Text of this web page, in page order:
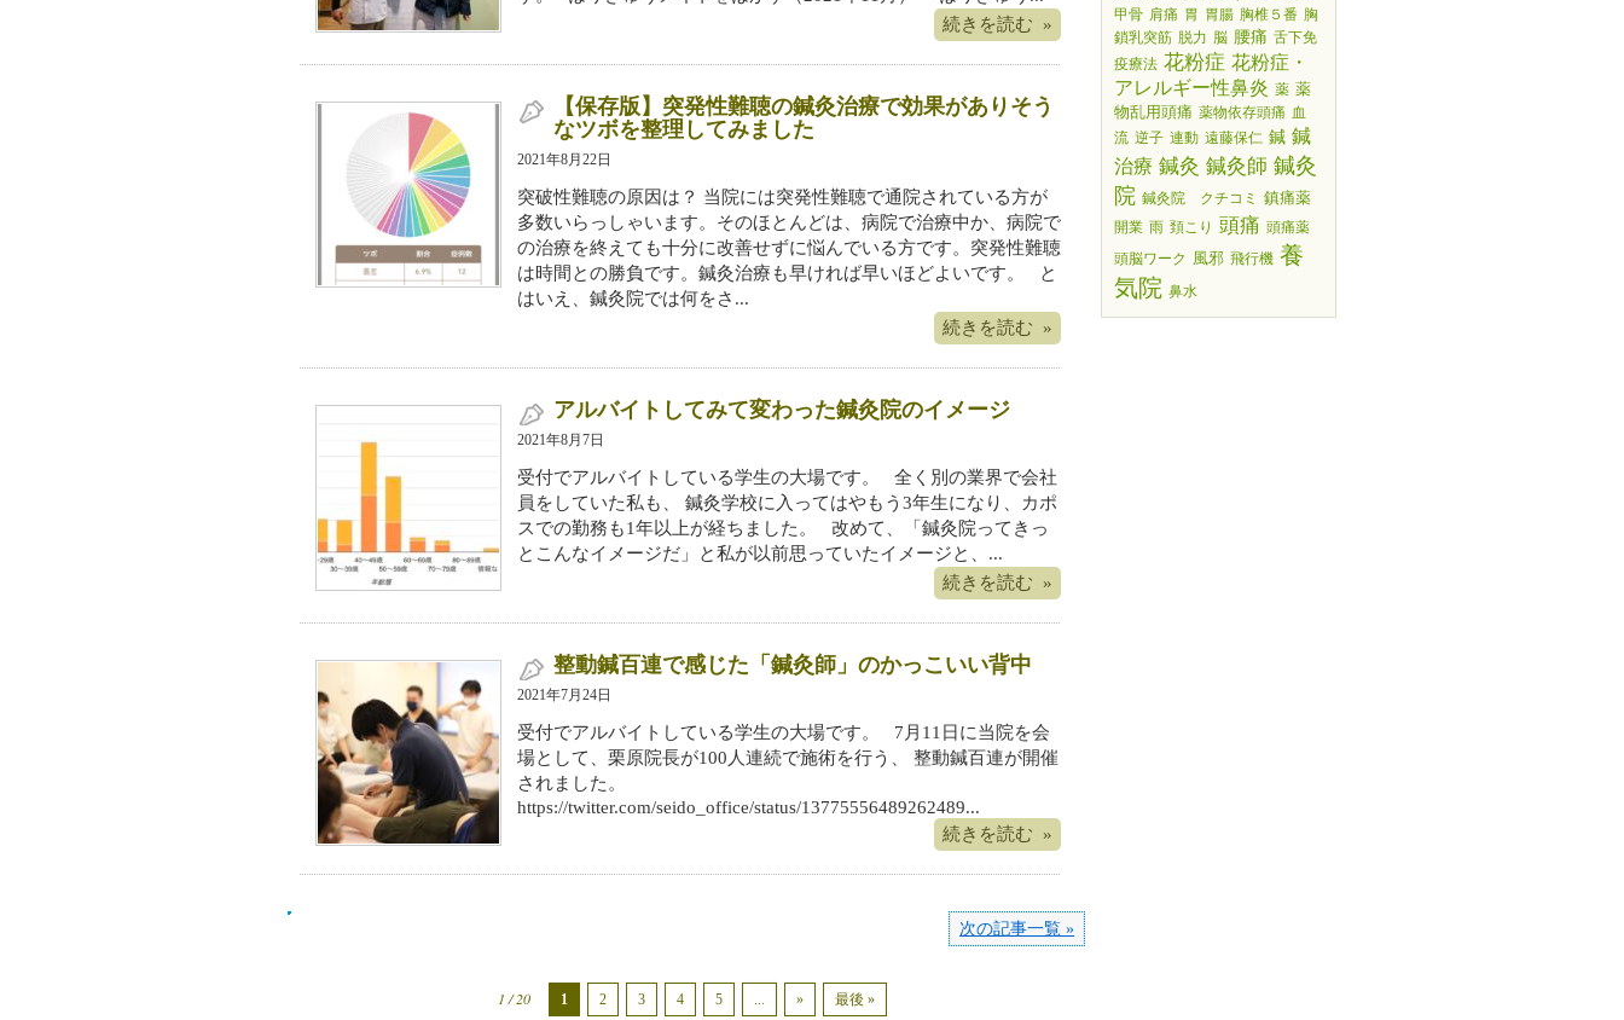
続きを読む »
【保存版】突発性難聴の鍼灸治療で効果がありそう
なツボを整理してみました
2021年8月22日
突破性難聴の原因は？ 当院には突発性難聴で通院されている方が
多数いらっしゃいます。そのほとんどは、病院で治療中か、病院で
の治療を終えても十分に改善せずに悩んでいる方です。突発性難聴
は時間との勝負です。鍼灸治療も早ければ早いほどよいです。 と
はいえ、鍼灸院では何をさ...
続きを読む »
アルバイトしてみて変わった鍼灸院のイメージ
2021年8月7日
受付でアルバイトしている学生の大場です。 全く別の業界で会社
員をしていた私も、 鍼灸学校に入ってはやもう3年生になり、カポ
スでの勤務も1年以上が経ちました。 改めて、「鍼灸院ってきっ
とこんなイメージだ」と私が以前思っていたイメージと、...
続きを読む »
整動鍼百連で感じた「鍼灸師」のかっこいい背中
2021年7月24日
受付でアルバイトしている学生の大場です。 7月11日に当院を会
場として、栗原院長が100人連続で施術を行う、 整動鍼百連が開催
されました。
https://twitter.com/seido_office/status/13775556489262489...
続きを読む »
次の記事一覧 »
1 / 20 1 2 3 4 5 ... » 最後 »
甲骨 肩痛 胃 胃腸 胸椎５番 胸
鎖乳突筋 脱力 脳 腰痛 舌下免
疫療法 花粉症 花粉症・
アレルギー性鼻炎 薬 薬
物乱用頭痛 薬物依存頭痛 血
流 逆子 連動 遠藤保仁 鍼 鍼
治療 鍼灸 鍼灸師 鍼灸
院 鍼灸院 クチコミ 鎮痛薬
開業 雨 頚こり 頭痛 頭痛薬
頭脳ワーク 風邪 飛行機 養
気院 鼻水